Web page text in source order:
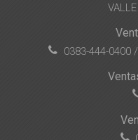
0383-444-0400